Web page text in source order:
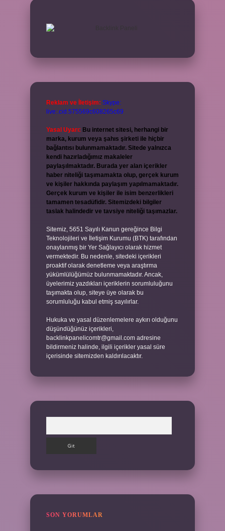
Reklam ve İletişim: Skype:
live:.cid.575569c608265c69
Yasal Uyarı: Bu internet sitesi, herhangi bir
marka, kurum veya şahıs şirketi ile hiçbir
bağlantısı bulunmamaktadır. Sitede yalnızca
kendi hazırladığımız makaleler
paylaşılmaktadır. Burada yer alan içerikler
haber niteliği taşımamakta olup, gerçek kurum
ve kişiler hakkında paylaşım yapılmamaktadır.
Gerçek kurum ve kişiler ile isim benzerlikleri
tamamen tesadüfidir. Sitemizdeki bilgiler
taslak halindedir ve tavsiye niteliği taşımazlar.
Sitemiz, 5651 Sayılı Kanun gereğince Bilgi
Teknolojileri ve İletişim Kurumu (BTK) tarafından
onaylanmış bir Yer Sağlayıcı olarak hizmet
vermektedir. Bu nedenle, sitedeki içerikleri
proaktif olarak denetleme veya araştırma
yükümlülüğümüz bulunmamaktadır. Ancak,
üyelerimiz yazdıkları içeriklerin sorumluluğunu
taşımakta olup, siteye üye olarak bu
sorumluluğu kabul etmiş sayılırlar.
Hukuka ve yasal düzenlemelere aykırı olduğunu
düşündüğünüz içerikleri,
backlinkpanelicomtr@gmail.com adresine
bildirmeniz halinde, ilgili içerikler yasal süre
içerisinde sitemizden kaldırılacaktır.
SON YORUMLAR